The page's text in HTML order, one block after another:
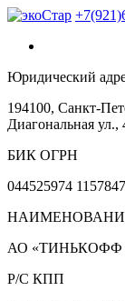
Юридический
194100, Санкт-
Диагональная ул.,
БИК ОГРН
044525974
АО «ТИНЬКОФФ
Р/С КПП